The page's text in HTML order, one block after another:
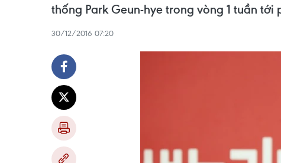
thống Park Geun-hye trong vòng 1 tuần tới
30/12/2016 07:20